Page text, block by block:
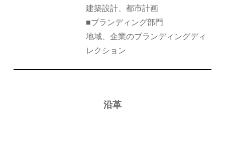
建築設計、都市計画
ブランディング部門
地域、企業のブランディングディ
レクション
沿革